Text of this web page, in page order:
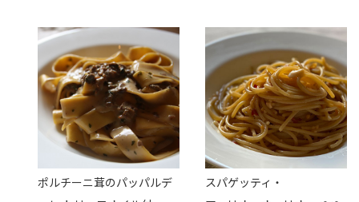
ポルチーニ茸のパッパルデ
スパゲッティ・